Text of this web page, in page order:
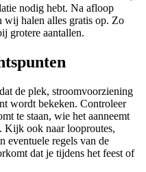
nodig hebt. Na afloop
wij halen alles gratis op. Zo
grotere aantallen.
de plek, stroomvoorziening
wordt bekeken. Controleer
te staan, wie het aanneemt
Kijk ook naar looproutes,
eventuele regels van de
dat je tijdens het feest of